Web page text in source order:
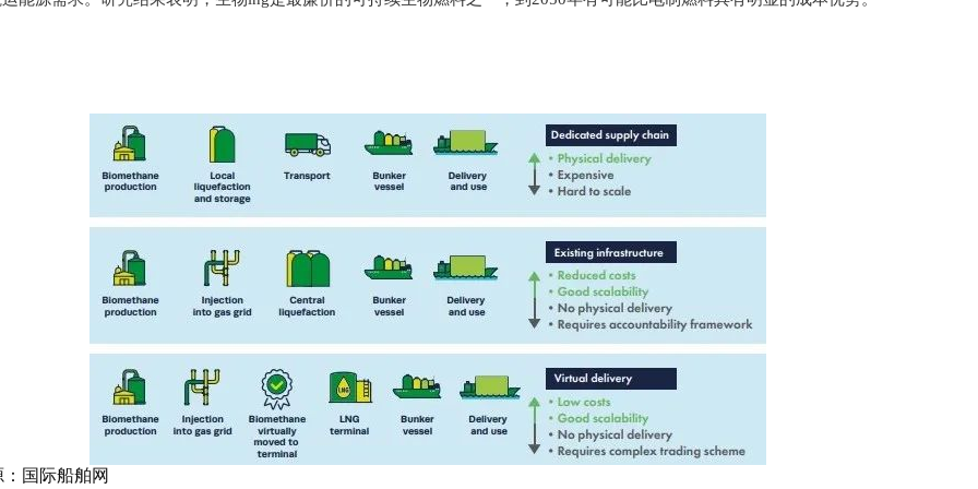
：国际船舶网